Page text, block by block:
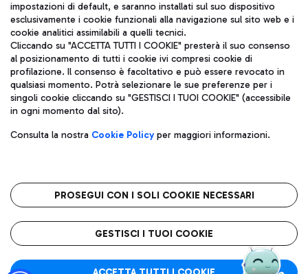
Pizza
Gelateria
Wine Bar & Sparkling
Autobus
Scopri le linee di autobus per raggiungere l'aeroporto
Leonardo Da Vinci.
Raggiungi l’aeroporto senza pensieri con il servizio di taxi a
Ristoranti
Scopri la nostra offerta per una pausa gustosa in aeroporto
Mappa Aeroporto Fiumicino
Aeroporti di Roma S.p.A. - Società soggetta a direzione e
coordinamento di Mundys S.p.A.
Codice fiscale e Registro delle Imprese di Roma 13032990155 P.
IVA 06572251004
Capitale sociale 62.224.743,00 int. vers.
Sede legale: Via Pier Paolo Racchetti 1 - 00054 Fiumicino (RM)
telefono +39 06 65951
Privacy policy
Note legali
Roma FCO
L'aeroporto stellato
impostazioni di default, e saranno installati sul suo dispositivo
esclusivamente i cookie funzionali alla navigazione sul sito web e i
cookie analitici assimilabili a quelli tecnici.
Cliccando su "ACCETTA TUTTI I COOKIE" presterà il suo consenso
al posizionamento di tutti i cookie ivi compresi cookie di
profilazione. Il consenso è facoltativo e può essere revocato in
qualsiasi momento. Potrà selezionare le sue preferenze per i
singoli cookie cliccando su "GESTISCI I TUOI COOKIE" (accessibile
in ogni momento dal sito).
Consulta la nostra Cookie Policyper maggiori informazioni.
PROSEGUI CON I SOLI COOKIE NECESSARI
GESTISCI I TUOI COOKIE